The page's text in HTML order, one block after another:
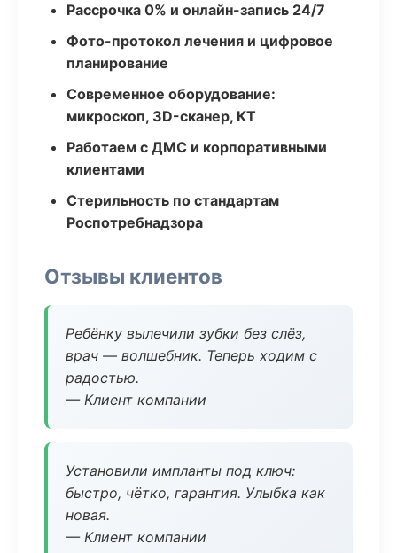
Рассрочка 0% и онлайн-запись 24/7
Фото-протокол лечения и цифровое
планирование
Современное оборудование:
микроскоп, 3D-сканер, КТ
Работаем с ДМС и корпоративными
клиентами
Стерильность по стандартам
Роспотребнадзора
Отзывы клиентов
Ребёнку вылечили зубки без слёз,
врач — волшебник. Теперь ходим с
радостью.
— Клиент компании
Установили импланты под ключ:
быстро, чётко, гарантия. Улыбка как
новая.
— Клиент компании